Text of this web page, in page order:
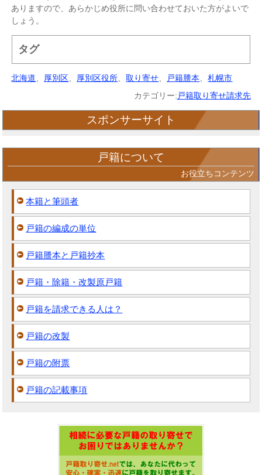
ありますので、あらかじめ役所に問い合わせておいた方がよいで
しょう。
タグ
北海道 厚別区 厚別区役所 、取り寄せ 戸籍謄本 、札幌市
カテゴリー: 戸籍取り寄せ請求先
スポンサーサイト
戸籍について
お役立ちコンテンツ
本籍と筆頭者
戸籍の編成の単位
戸籍謄本と戸籍抄本
戸籍・除籍・改製原戸籍
戸籍を請求できる人は？
戸籍の改製
戸籍の附票
戸籍の記載事項